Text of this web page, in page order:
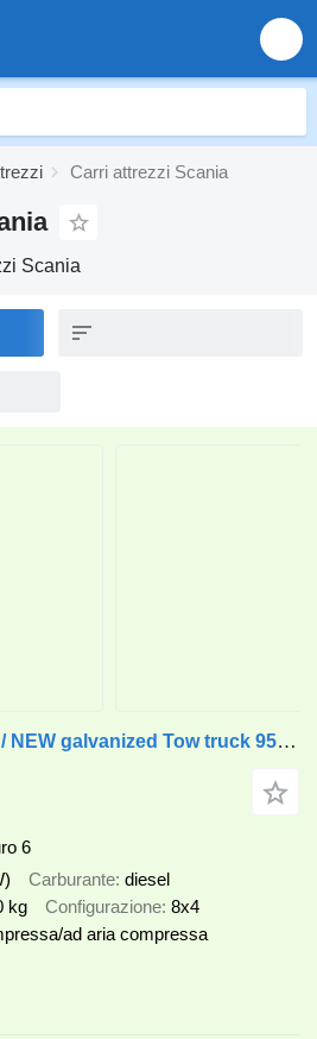
Carri attrezzi Scania
Scania
Scania R650 V8 8×4/4 / NEW galvanized Tow truck 955 cm / Retarder / ste
6
Carburante diesel
kg Configurazione 8x4
ad aria compressa